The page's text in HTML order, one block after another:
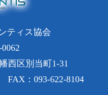
ティス協会
西区別当町1-31
：093-622-8104